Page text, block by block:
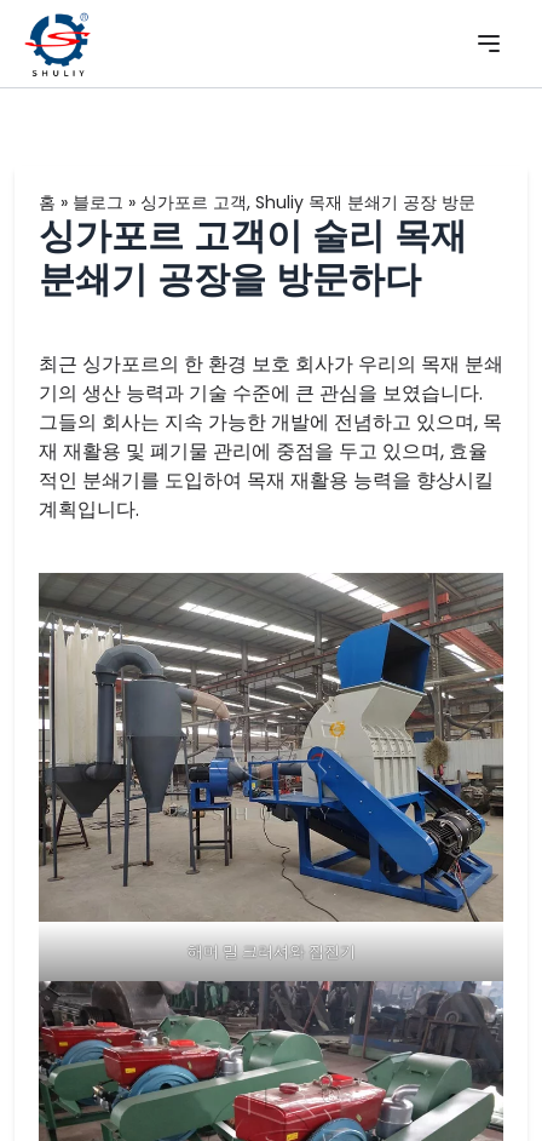
홈 » 블로그 » 싱가포르 고객, Shuliy 목재 분쇄기 공장 방문
싱가포르 고객이 술리 목재
분쇄기 공장을 방문하다
최근 싱가포르의 한 환경 보호 회사가 우리의 목재 분쇄
기의 생산 능력과 기술 수준에 큰 관심을 보였습니다.
그들의 회사는 지속 가능한 개발에 전념하고 있으며, 목
재 재활용 및 폐기물 관리에 중점을 두고 있으며, 효율
적인 분쇄기를 도입하여 목재 재활용 능력을 향상시킬
계획입니다.
해머 밀 크러셔와 집진기